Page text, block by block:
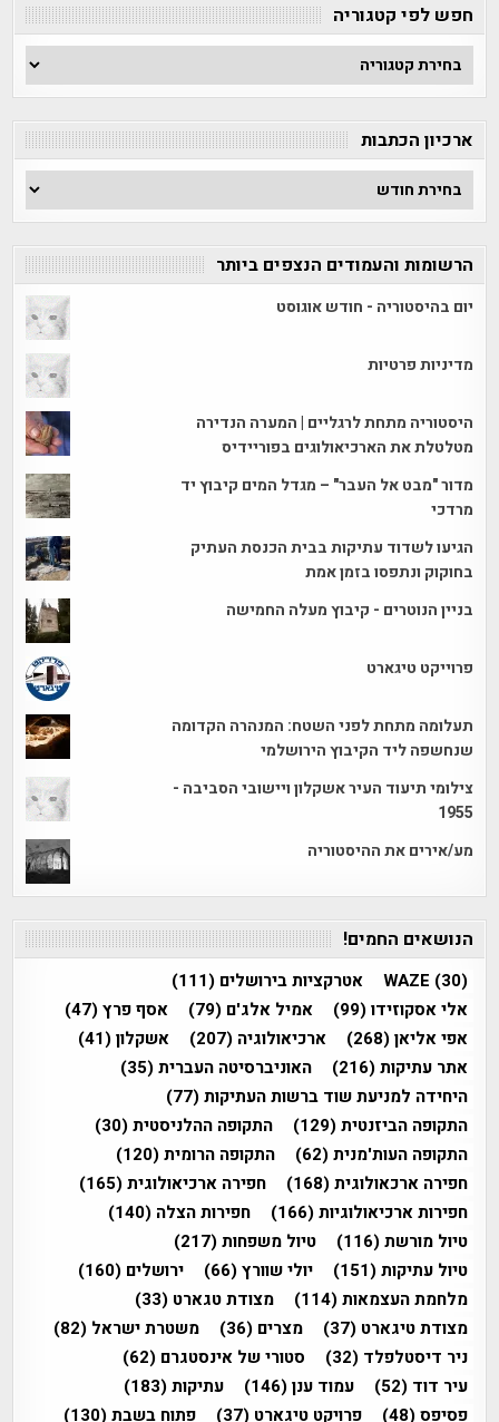
חפש לפי קטגוריה
חפש
לפי
ארכיון הכתבות
ארכיון
הכתבות
הרשומות והעמודים הנצפים ביותר
יום בהיסטוריה - חודש אוגוסט
מדיניות פרטיות
היסטוריה מתחת לרגליים | המערה הנדירה
מטלטלת את הארכיאולוגים בפוריידיס
מדור "מבט אל העבר" – מגדל המים קיבוץ יד
מרדכי
הגיעו לשדוד עתיקות בבית הכנסת העתיק
בחוקוק ונתפסו בזמן אמת
בניין הנוטרים - קיבוץ מעלה החמישה
פרוייקט טיגארט
תעלומה מתחת לפני השטח: המנהרה הקדומה
שנחשפה ליד הקיבוץ הירושלמי
צילומי תיעוד העיר אשקלון ויישובי הסביבה -
1955
מע/אירים את ההיסטוריה
הנושאים החמים!
WAZE (30) אטרקציות בירושלים (111)
אלי אסקוזידו(99) אמיל אלג'ם (79) אסף פרץ(47)
אפי אליאן(268) ארכיאולוגיה (207) אשקלון(41)
אתר עתיקות(216) האוניברסיטה העברית(35)
היחידה למניעת שוד ברשות העתיקות(77)
התקופה הביזנטית(129) התקופה ההלניסטית(30)
התקופה העות'מנית(62) התקופה הרומית(120)
חפירה ארכאולוגית(168) חפירה ארכיאולוגית(165)
חפירות ארכיאולוגיות(166) חפירות הצלה (140)
טיול מורשת(116) טיול משפחות(217)
טיול עתיקות(151) יולי שוורץ(66) ירושלים (160)
מלחמת העצמאות(114) מצודת טגארט (33)
מצודת טיגארט (37) מצרים (36) משטרת ישראל (82)
ניר דיסטלפלד (32) סטורי של אינסטגרם (62)
עיר דוד (52) עמוד ענן(146) עתיקות(183)
פסיפס(48) פרויקט טיגארט (37) פתוח בשבת(130)